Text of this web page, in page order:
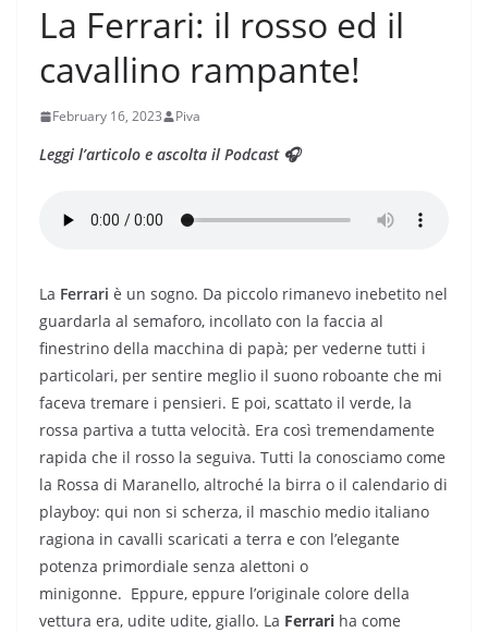
La Ferrari: il rosso ed il
cavallino rampante!
February 16, 2023 Piva
Leggi l’articolo e ascolta il Podcast 🎧
La Ferrari è un sogno. Da piccolo rimanevo inebetito nel
guardarla al semaforo, incollato con la faccia al
finestrino della macchina di papà; per vederne tutti i
particolari, per sentire meglio il suono roboante che mi
faceva tremare i pensieri. E poi, scattato il verde, la
rossa partiva a tutta velocità. Era così tremendamente
rapida che il rosso la seguiva. Tutti la conosciamo come
la Rossa di Maranello, altroché la birra o il calendario di
playboy: qui non si scherza, il maschio medio italiano
ragiona in cavalli scaricati a terra e con l’elegante
potenza primordiale senza alettoni o
minigonne. Eppure, eppure l’originale colore della
vettura era, udite udite, giallo. La Ferrari ha come